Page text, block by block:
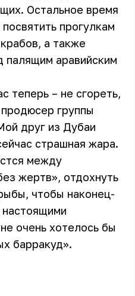
Остальное время
прогулкам
а также
палящим аравийским
теперь – не сгореть,
группы
друг из Дубаи
страшная жара.
между
жертв», отдохнуть
чтобы наконец-
настоящими
очень хотелось бы
барракуд».